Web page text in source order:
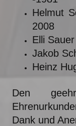
Helmut
2008
Elli Sauer
Jakob
Heinz
Den
Dank und